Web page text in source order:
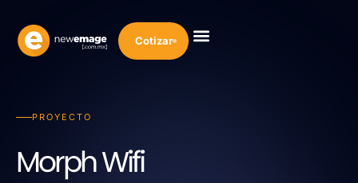
Cotizar
PROYECTO
Morph Wifi